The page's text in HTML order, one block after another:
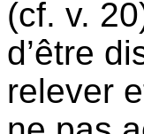
(cf. v.
d’être
relever